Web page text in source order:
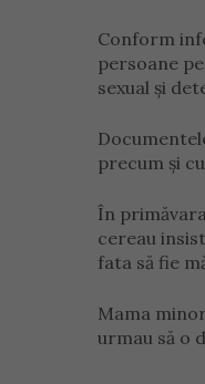
Conform
persoane
sexual și
precum și
În
cereau
fata să fie
Mama
urmau să o